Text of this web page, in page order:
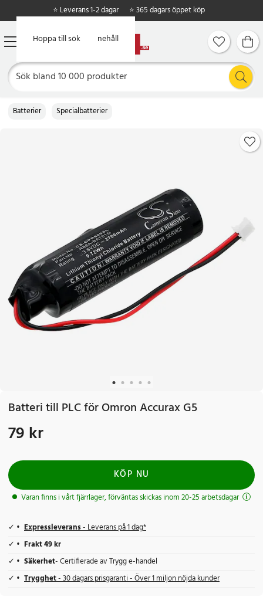
Hoppa till huvudinnehåll
Hoppa till sök
⭐ Leverans 1-2 dagar ⭐ 365 dagars öppet köp
Batterier Specialbatterier
Batteri till PLC för Omron Accurax G5
Pris: 79 kr
79 kr
KÖP NU
Varan finns i vårt fjärrlager, förväntas skickas inom 20-25 arbetsdagar
Expressleverans- Leverans på 1 dag*
Frakt 49 kr
Säkerhet- Certifierade av Trygg e-handel
Trygghet- 30 dagars prisgaranti - Över 1 miljon nöjda kunder